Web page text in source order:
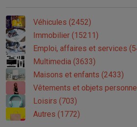
Véhicules (2452)
Immobilier (15211)
Emploi, affaires et services
Multimedia (3633)
Maisons et enfants (2433)
Vêtements et objets
Loisirs (703)
Autres (1772)